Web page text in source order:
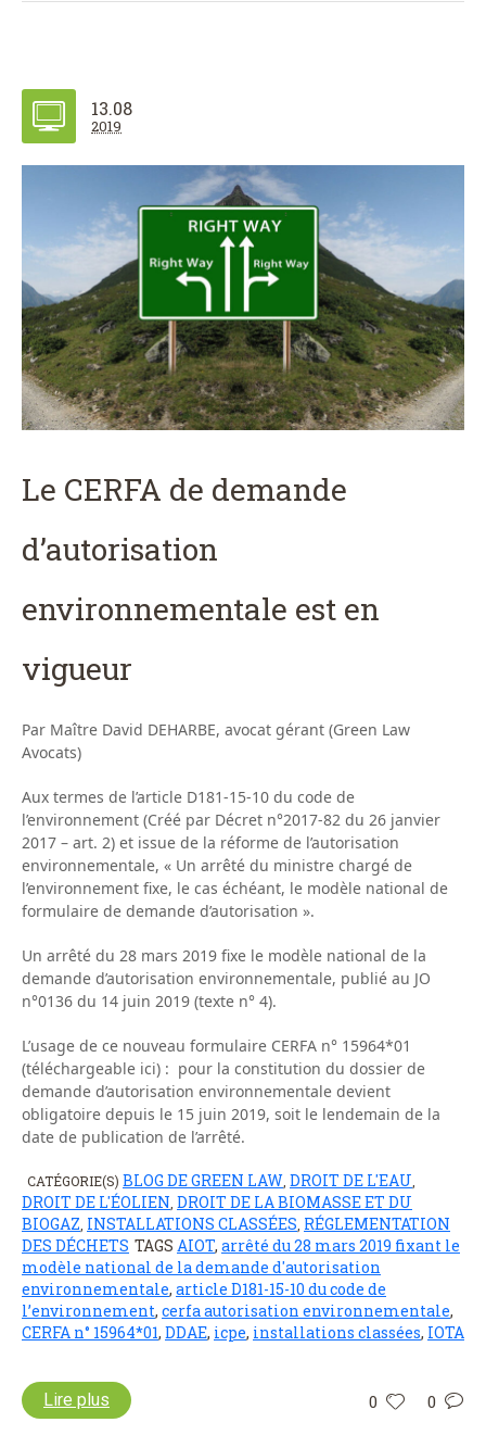
13.08
2019
Le CERFA de demande
d’autorisation
environnementale est en
vigueur
Par Maître David DEHARBE, avocat gérant (Green Law
Avocats)
Aux termes de l’article D181-15-10 du code de
l’environnement (Créé par Décret n°2017-82 du 26 janvier
2017 – art. 2) et issue de la réforme de l’autorisation
environnementale, « Un arrêté du ministre chargé de
l’environnement fixe, le cas échéant, le modèle national de
formulaire de demande d’autorisation ».
Un arrêté du 28 mars 2019 fixe le modèle national de la
demande d’autorisation environnementale, publié au JO
n°0136 du 14 juin 2019 (texte n° 4).
L’usage de ce nouveau formulaire CERFA n° 15964*01
(téléchargeable ici) : pour la constitution du dossier de
demande d’autorisation environnementale devient
obligatoire depuis le 15 juin 2019, soit le lendemain de la
date de publication de l’arrêté.
CATÉGORIE(S) BLOG DE GREEN LAW, DROIT DE L'EAU,
DROIT DE L'ÉOLIEN, DROIT DE LA BIOMASSE ET DU
BIOGAZ, INSTALLATIONS CLASSÉES, RÉGLEMENTATION
DES DÉCHETS TAGS AIOT, arrêté du 28 mars 2019 fixant le
modèle national de la demande d'autorisation
environnementale, article D181-15-10 du code de
l’environnement, cerfa autorisation environnementale,
CERFA n° 15964*01, DDAE, icpe, installations classées, IOTA
0 0
Lire plus